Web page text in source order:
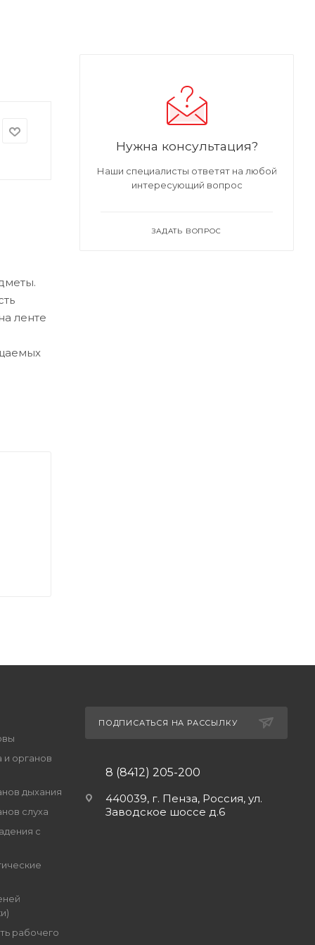
ленте
Нужна консультация?
Наши специалисты ответят на любой
интересующий вопрос
ЗАДАТЬ ВОПРОС
и органов
дыхания
слуха
с
рабочего
ПОДПИСАТЬСЯ НА РАССЫЛКУ
8 (8412) 205-200
440039, г. Пенза, Россия, ул.
Заводское шоссе д.6